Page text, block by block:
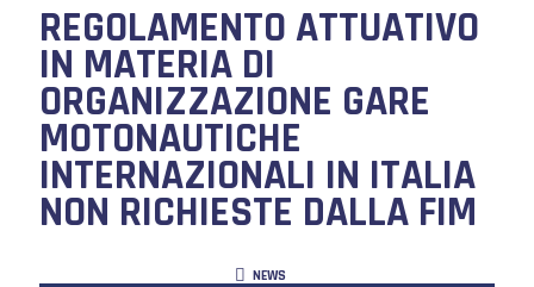
REGOLAMENTO ATTUATIVO
IN MATERIA DI
ORGANIZZAZIONE GARE
MOTONAUTICHE
INTERNAZIONALI IN ITALIA
NON RICHIESTE DALLA FIM
NEWS